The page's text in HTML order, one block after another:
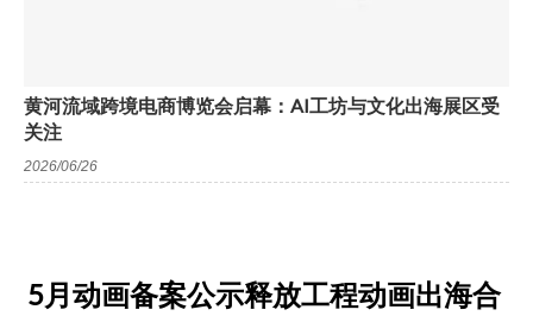
黄河流域跨境电商博览会启幕：AI工坊与文化出海展区受
关注
2026/06/26
5月动画备案公示释放工程动画出海合